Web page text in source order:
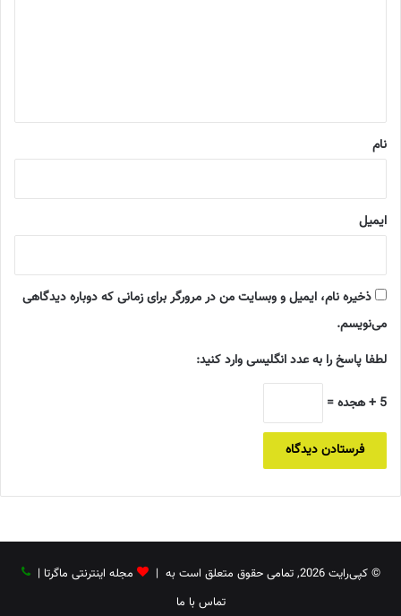
نام
ایمیل
ذخیره نام، ایمیل و وبسایت من در مرورگر برای زمانی که دوباره دیدگاهی
می‌نویسم.
لطفا پاسخ را به عدد انگلیسی وارد کنید:
5 + هجده =
© کپی‌رایت 2026, تمامی حقوق متعلق است به | مجله اینترنتی ماگرتا |
تماس با ما